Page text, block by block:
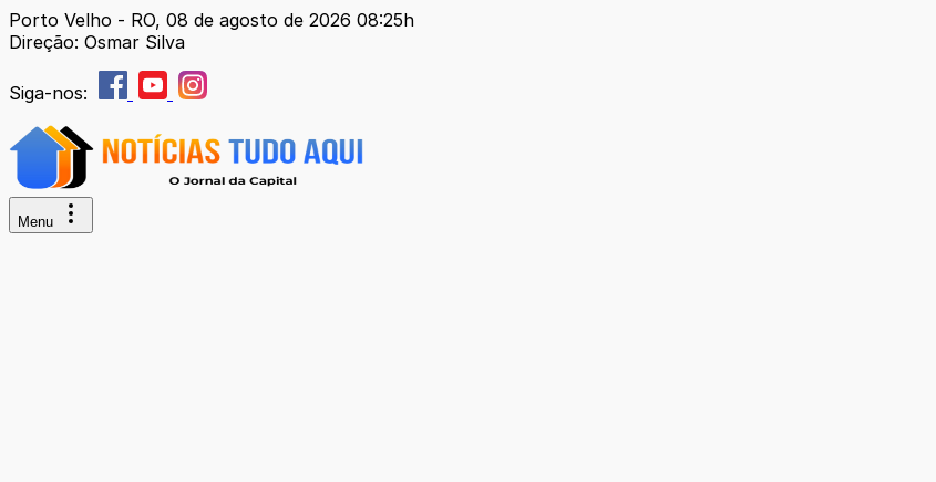
Porto Velho - RO, 08 de agosto de 2026 08:25h
Direção: Osmar Silva
Siga-nos:
Menu